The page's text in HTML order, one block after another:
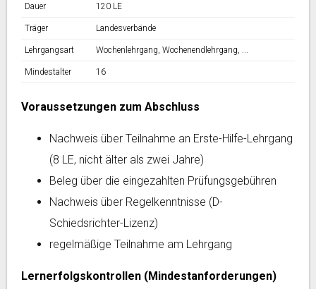
Dauer 120 LE
Träger Landesverbände
Lehrgangsart Wochenlehrgang, Wochenendlehrgang, ...
Mindestalter 16
Voraussetzungen zum Abschluss
Nachweis über Teilnahme an Erste-Hilfe-Lehrgang
(8 LE, nicht älter als zwei Jahre)
Beleg über die eingezahlten Prüfungsgebühren
Nachweis über Regelkenntnisse (D-
Schiedsrichter-Lizenz)
regelmäßige Teilnahme am Lehrgang
Lernerfolgskontrollen (Mindestanforderungen)